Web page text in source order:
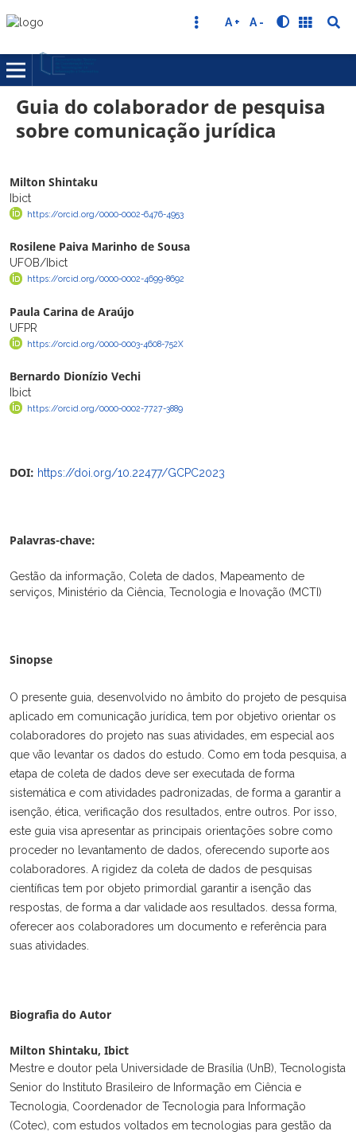
A + A -
Guia do colaborador de pesquisa
sobre comunicação jurídica
Milton Shintaku
Ibict
https://orcid.org/0000-0002-6476-4953
Rosilene Paiva Marinho de Sousa
UFOB/Ibict
https://orcid.org/0000-0002-4699-8692
Paula Carina de Araújo
UFPR
https://orcid.org/0000-0003-4608-752X
Bernardo Dionízio Vechi
Ibict
https://orcid.org/0000-0002-7727-3889
DOI: https://doi.org/10.22477/GCPC2023
Palavras-chave:
Gestão da informação, Coleta de dados, Mapeamento de
serviços, Ministério da Ciência, Tecnologia e Inovação (MCTI)
Sinopse
O presente guia, desenvolvido no âmbito do projeto de pesquisa
aplicado em comunicação jurídica, tem por objetivo orientar os
colaboradores do projeto nas suas atividades, em especial aos
que vão levantar os dados do estudo. Como em toda pesquisa, a
etapa de coleta de dados deve ser executada de forma
sistemática e com atividades padronizadas, de forma a garantir a
isenção, ética, verificação dos resultados, entre outros. Por isso,
este guia visa apresentar as principais orientações sobre como
proceder no levantamento de dados, oferecendo suporte aos
colaboradores. A rigidez da coleta de dados de pesquisas
científicas tem por objeto primordial garantir a isenção das
respostas, de forma a dar validade aos resultados. dessa forma,
oferecer aos colaboradores um documento e referência para
suas atividades.
Biografia do Autor
Milton Shintaku, Ibict
Mestre e doutor pela Universidade de Brasília (UnB), Tecnologista
Senior do Instituto Brasileiro de Informação em Ciência e
Tecnologia, Coordenador de Tecnologia para Informação
(Cotec), com estudos voltados em tecnologias para gestão da